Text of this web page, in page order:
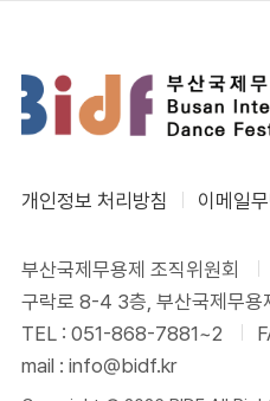
개인정보 처리방침 이메일
부산국제무용제 조직위원회
구락로 8-4 3층, 부산국제무용
TEL : 051-868-7881~2
mail : info@bidf.kr